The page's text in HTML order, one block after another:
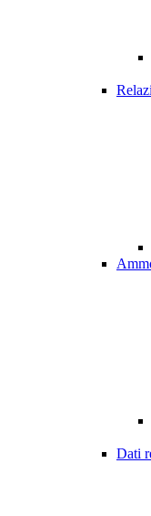
Dati